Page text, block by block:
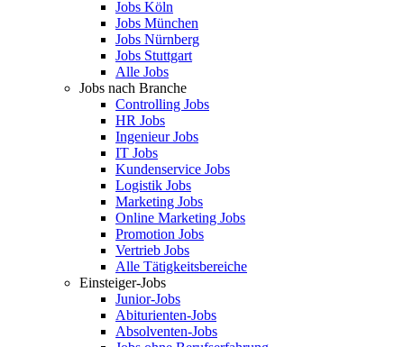
Jobs Köln
Jobs München
Jobs Nürnberg
Jobs Stuttgart
Alle Jobs
Jobs nach Branche
Controlling Jobs
HR Jobs
Ingenieur Jobs
IT Jobs
Kundenservice Jobs
Logistik Jobs
Marketing Jobs
Online Marketing Jobs
Promotion Jobs
Vertrieb Jobs
Alle Tätigkeitsbereiche
Einsteiger-Jobs
Junior-Jobs
Abiturienten-Jobs
Absolventen-Jobs